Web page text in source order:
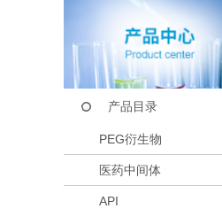
产品目录
PEG衍生物
医药中间体
API